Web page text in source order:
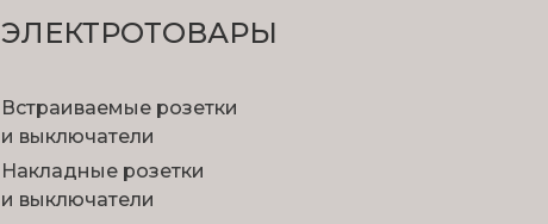
ЭЛЕКТРОТОВАРЫ
Встраиваемые розетки
и выключатели
Накладные розетки
и выключатели